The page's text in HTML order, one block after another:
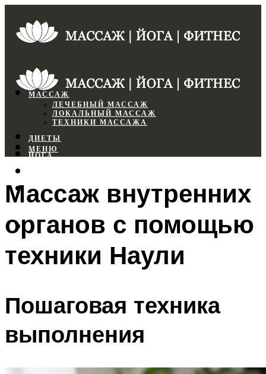
МАССАЖ
ЛЕЧЕБНЫЙ МАССАЖ
ЛОКАЛЬНЫЙ МАССАЖ
ТЕХНИКИ МАССАЖА
ДИЕТЫ
ЙОГА
ФИТНЕС
МЕНЮ
МЕНЮ
Массаж внутренних
органов с помощью
техники Наули
Пошаговая техника
выполнения